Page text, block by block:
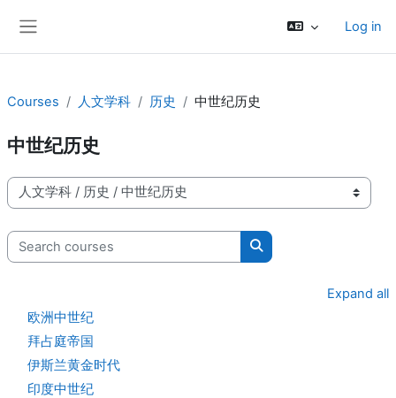
Log in
Courses 人文学科 历史 中世纪历史
中世纪历史
Course categories
Search courses
Search courses
Expand all
欧洲中世纪
拜占庭帝国
伊斯兰黄金时代
印度中世纪